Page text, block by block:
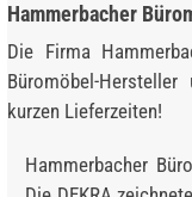
Hammerbacher
Die Firma
Büromöbel-
kurzen Lieferzeiten!
Hammerbacher